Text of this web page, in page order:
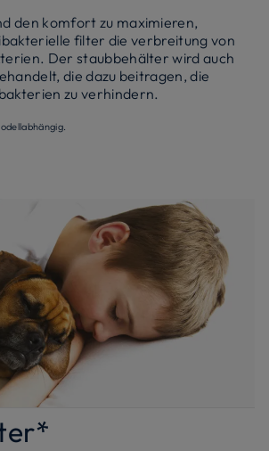
den komfort zu maximieren,
filter die verbreitung von
Der staubbehälter wird auch
die dazu beitragen, die
zu verhindern.